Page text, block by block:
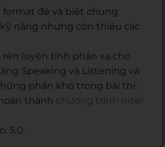
đề và biết chung
năng nhưng còn thiếu các
rèn luyện tính phản xạ cho
Speaking và Listening và
phần khó trong bài thi.
thành chương trình Inter
5.0.